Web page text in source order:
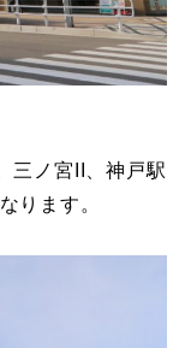
三ノ宮II、神戸駅
ります。